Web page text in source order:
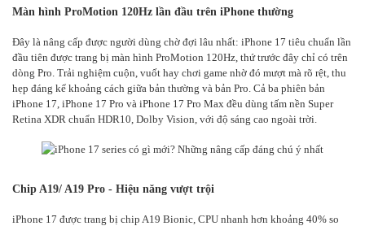
Màn hình ProMotion 120Hz lần đầu trên iPhone thường
Đây là nâng cấp được người dùng chờ đợi lâu nhất: iPhone 17 tiêu chuẩn lần
đầu tiên được trang bị màn hình ProMotion 120Hz, thứ trước đây chỉ có trên
dòng Pro. Trải nghiệm cuộn, vuốt hay chơi game nhờ đó mượt mà rõ rệt, thu
hẹp đáng kể khoảng cách giữa bản thường và bản Pro. Cả ba phiên bản
iPhone 17, iPhone 17 Pro và iPhone 17 Pro Max đều dùng tấm nền Super
Retina XDR chuẩn HDR10, Dolby Vision, với độ sáng cao ngoài trời.
Chip A19/ A19 Pro - Hiệu năng vượt trội
iPhone 17 được trang bị chip A19 Bionic, CPU nhanh hơn khoảng 40% so